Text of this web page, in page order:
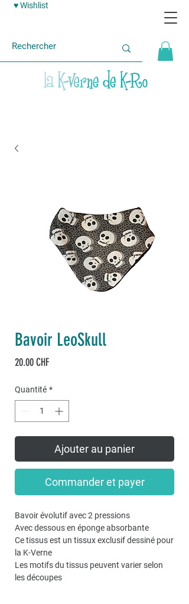
♥ Wishlist
Bavoir LeoSkull
20.00 CHFPrix
Quantité *
Ajouter au panier
Commander et payer
Bavoir évolutif avec 2 pressions
Avec dessous en éponge absorbante
Ce tissus est un tissux exclusif dessiné pour
la K-Verne
Les motifs du tissus peuvent varier selon
les découpes